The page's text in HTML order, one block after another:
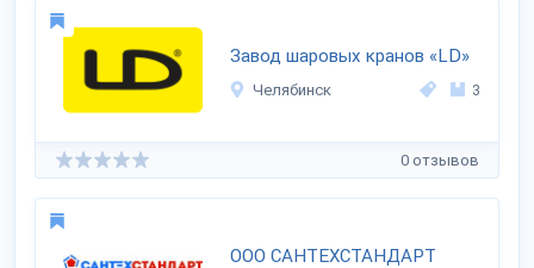
Завод шаровых кранов «LD»
Челябинск 3
0 отзывов
ООО САНТЕХСТАНДАРТ